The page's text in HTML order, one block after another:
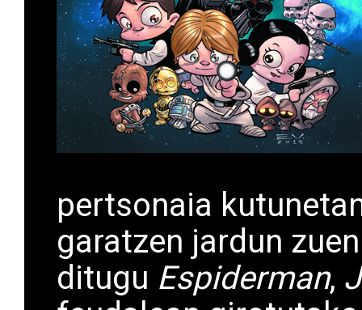
pertsonaia
garatzen jardun
ditugu Espiderman,